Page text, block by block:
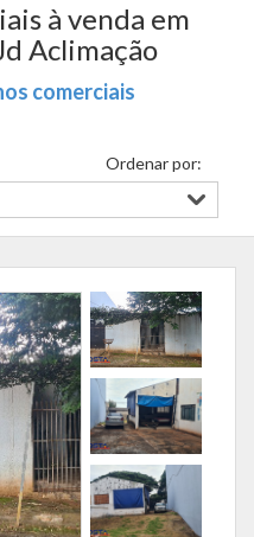
à venda em
Aclimação
comerciais
Ordenar por: